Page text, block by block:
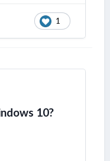
en staat al
1
10?